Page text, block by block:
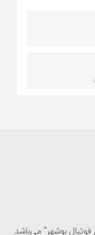
بوشهر" می‌باشد.